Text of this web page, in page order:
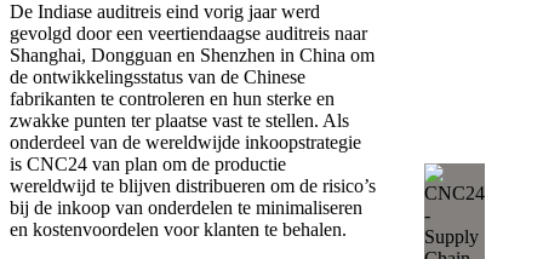
De Indiase auditreis eind vorig jaar werd
gevolgd door een veertiendaagse auditreis naar
Shanghai, Dongguan en Shenzhen in China om
de ontwikkelingsstatus van de Chinese
fabrikanten te controleren en hun sterke en
zwakke punten ter plaatse vast te stellen. Als
onderdeel van de wereldwijde inkoopstrategie
is CNC24 van plan om de productie
wereldwijd te blijven distribueren om de risico’s
bij de inkoop van onderdelen te minimaliseren
en kostenvoordelen voor klanten te behalen.